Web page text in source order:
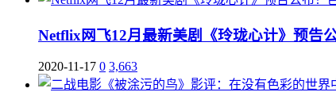
Netflix网飞12月最新美剧《玲珑心计》预告
2020-11-17 0 3,663